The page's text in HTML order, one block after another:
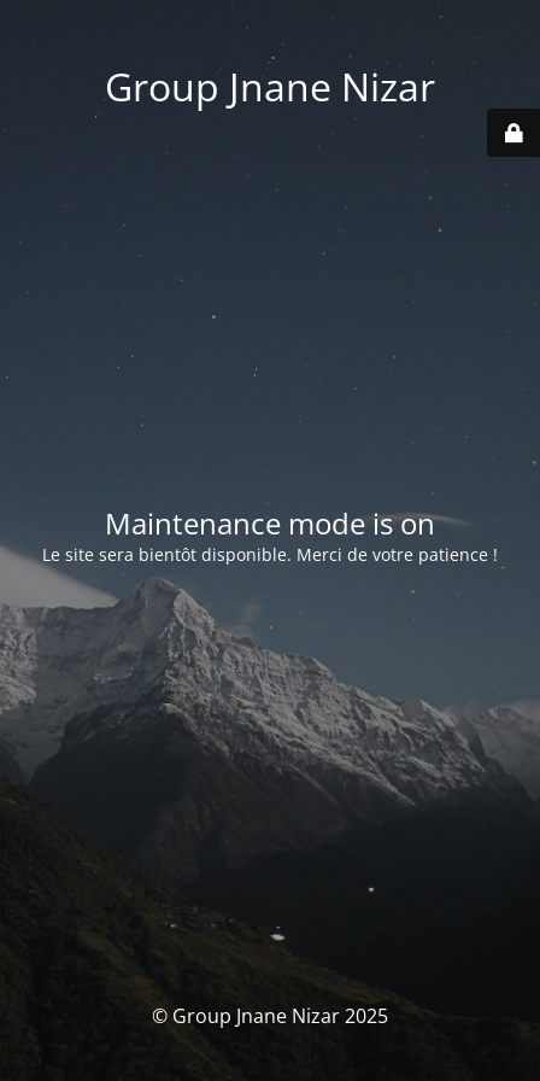
Group Jnane Nizar
Maintenance mode is on
Le site sera bientôt disponible. Merci de votre patience !
© Group Jnane Nizar 2025